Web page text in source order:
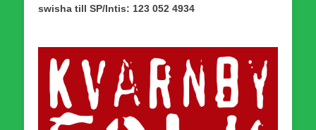
swisha till SP/Intis: 123 052 4934